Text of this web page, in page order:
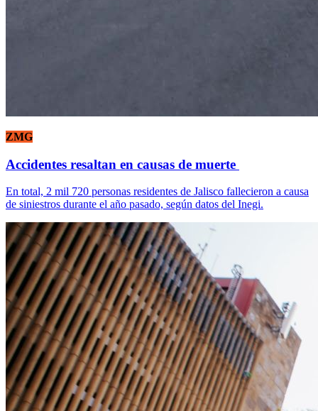
ZMG
Accidentes resaltan en causas de muerte
En total, 2 mil 720 personas residentes de Jalisco fallecieron a causa
de siniestros durante el año pasado, según datos del Inegi.